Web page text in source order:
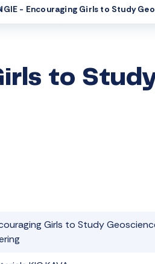
- Encouraging Girls to Study
to
Girls to Study